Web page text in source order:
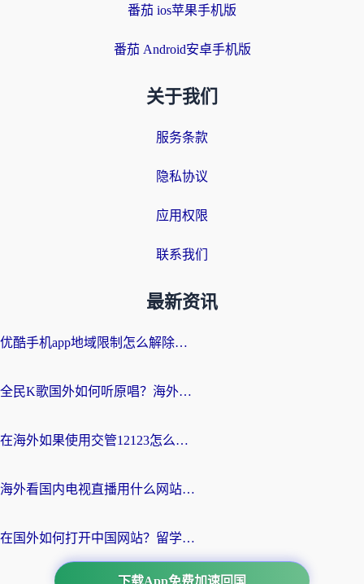
番茄 ios苹果手机版
番茄 Android安卓手机版
关于我们
服务条款
隐私协议
应用权限
联系我们
最新资讯
优酷手机app地域限制怎么解除？海外党亲测有效的追剧方案
全民K歌国外如何听原唱？海外党亲测有效的回国加速器选择指南
在海外如果使用交管12123怎么处理？留学生亲测有效的回国加速方案
海外看国内电视直播用什么网站比较好？一篇解决你所有追剧难题的实用指南
在国外如何打开中国网站？留学生与海外华人的无缝访问指南
下载App免费加速回国